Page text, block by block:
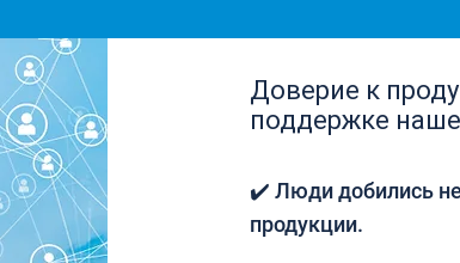
Доверие к
поддержке
✔️ Люди добились
продукции.